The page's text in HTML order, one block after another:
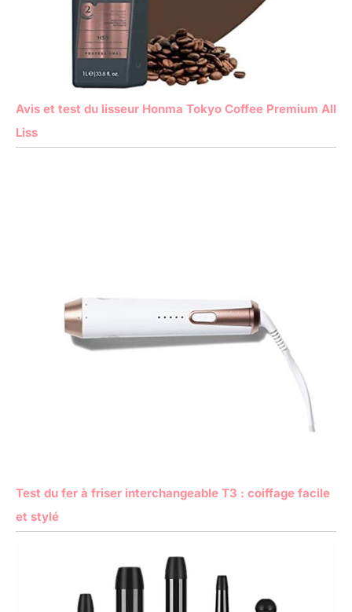
Avis et test du lisseur Honma Tokyo Coffee Premium All
Liss
Test du fer à friser interchangeable T3 : coiffage facile
et stylé